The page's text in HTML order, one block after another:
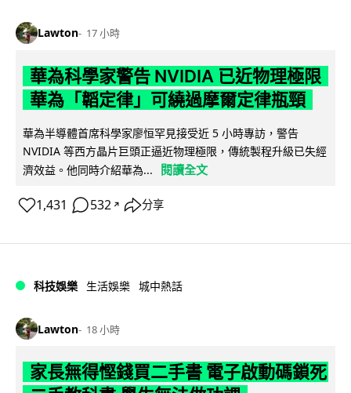
Lawton 17 小時
華為科學家警告 NVIDIA 已近物理極限
華為「韜定律」可繞過摩爾定律瓶頸
華為半導體首席科學家廖恒罕見接受近 5 小時專訪，警告
NVIDIA 等西方晶片巨頭正逼近物理極限，傳統製程升級已失經
濟效益。他同時介紹華為...
閱讀全文
1,431 532 ↗ 分享
科技娛樂 生活娛樂 城中熱話
Lawton 18 小時
家長無得慳錢買二手書 電子啟動碼鎖死